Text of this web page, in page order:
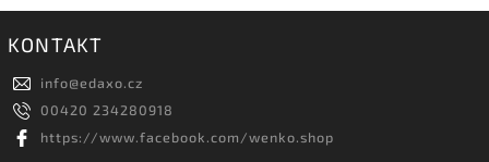
KONTAKT
info@edaxo.cz
00420 234280918
https://www.facebook.com/wenko.shop